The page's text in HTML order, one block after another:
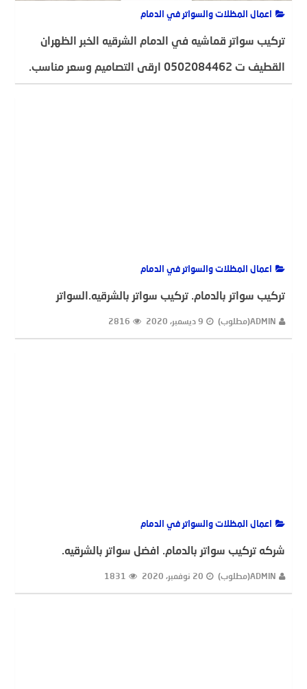
اعمال المظلات والسواتر في الدمام
تركيب سواتر قماشيه في الدمام الشرقيه الخبر الظهران
القطيف ت 0502084462 ارقى التصاميم وسعر مناسب.
اعمال المظلات والسواتر في الدمام
تركيب سواتر بالدمام. تركيب سواتر بالشرقيه.السواتر
ADMIN(مطلوب) 9 ديسمبر، 2020 2816
اعمال المظلات والسواتر في الدمام
شركه تركيب سواتر بالدمام. افضل سواتر بالشرقيه.
ADMIN(مطلوب) 20 نوفمبر، 2020 1831